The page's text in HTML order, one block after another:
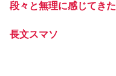
段々と無理に感じてきた
長文スマソ